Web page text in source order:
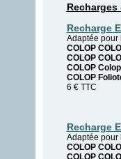
Recharge
Adaptée pour
COLOP
COLOP
COLOP
COLOP
6 € TTC
Recharge
Adaptée pour
COLOP
COLOP